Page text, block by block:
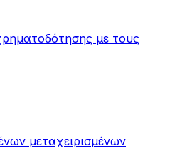
με τους
μεταχειρισμένων